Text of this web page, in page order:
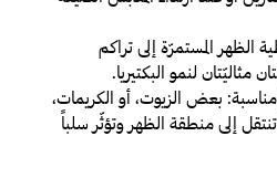
الظهر المستمرّة إلى تراكم
مثاليّتان لنمو البكتيريا.
: بعض الزيوت، أو الكريمات،
إلى منطقة الظهر وتؤثّر سلباً